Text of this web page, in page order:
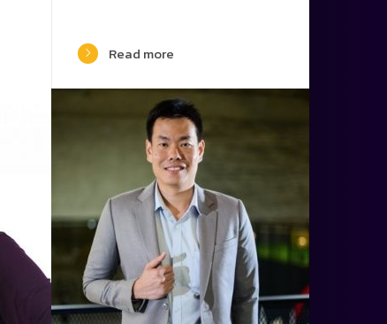
Read more